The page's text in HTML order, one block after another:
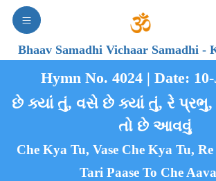
Bhaav Samadhi Vichaar Samadhi-
Hymn No. 4024 | Date:
છે ક્યાં તું, વસે છે ક્યાં તું, રે પ્રભુ,
તો છે આવવું
Che Kya Tu, Vase Che Kya Tu,
Tari Paase To Che